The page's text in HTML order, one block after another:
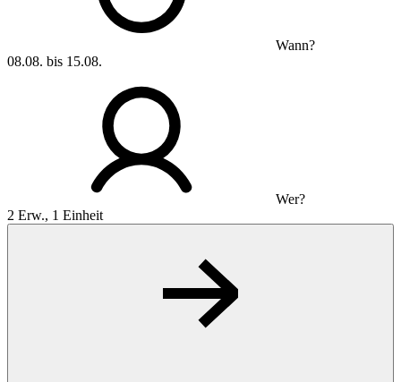
Wann?
08.08. bis 15.08.
Wer?
2 Erw., 1 Einheit